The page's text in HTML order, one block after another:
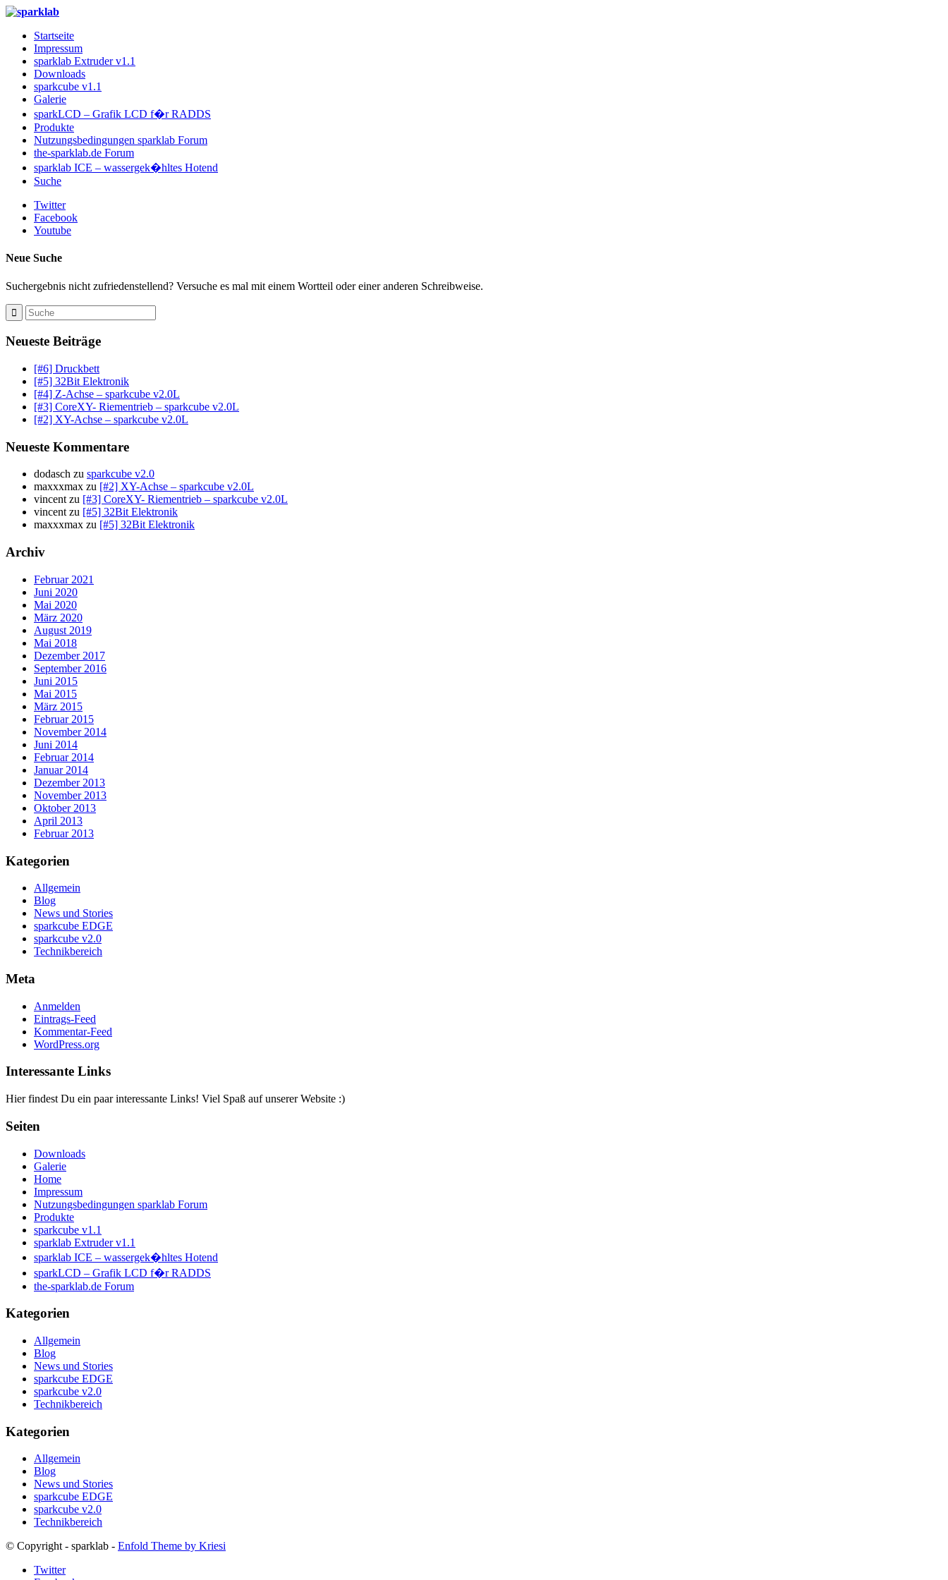
Startseite
Impressum
sparklab Extruder v1.1
Downloads
sparkcube v1.1
Galerie
sparkLCD – Grafik LCD f�r RADDS
Produkte
Nutzungsbedingungen sparklab Forum
the-sparklab.de Forum
sparklab ICE – wassergek�hltes Hotend
Suche
Twitter
Facebook
Youtube
Neue Suche
Suchergebnis nicht zufriedenstellend? Versuche es mal mit einem Wortteil oder einer anderen Schreibweise.
Neueste Beiträge
[#6] Druckbett
[#5] 32Bit Elektronik
[#4] Z-Achse – sparkcube v2.0L
[#3] CoreXY- Riementrieb – sparkcube v2.0L
[#2] XY-Achse – sparkcube v2.0L
Neueste Kommentare
dodasch zu sparkcube v2.0
maxxxmax zu [#2] XY-Achse – sparkcube v2.0L
vincentzu [#3] CoreXY- Riementrieb – sparkcube v2.0L
vincentzu [#5] 32Bit Elektronik
maxxxmax zu [#5] 32Bit Elektronik
Archiv
Februar 2021
Juni 2020
Mai 2020
März 2020
August 2019
Mai 2018
Dezember 2017
September 2016
Juni 2015
Mai 2015
März 2015
Februar 2015
November 2014
Juni 2014
Februar 2014
Januar 2014
Dezember 2013
November 2013
Oktober 2013
April 2013
Februar 2013
Kategorien
Allgemein
Blog
News und Stories
sparkcube EDGE
sparkcube v2.0
Technikbereich
Meta
Anmelden
Eintrags-Feed
Kommentar-Feed
WordPress.org
Interessante Links
Hier findest Du ein paar interessante Links! Viel Spaß auf unserer Website :)
Seiten
Downloads
Galerie
Home
Impressum
Nutzungsbedingungen sparklab Forum
Produkte
sparkcube v1.1
sparklab Extruder v1.1
sparklab ICE – wassergek�hltes Hotend
sparkLCD – Grafik LCD f�r RADDS
the-sparklab.de Forum
Kategorien
Allgemein
Blog
News und Stories
sparkcube EDGE
sparkcube v2.0
Technikbereich
Kategorien
Allgemein
Blog
News und Stories
sparkcube EDGE
sparkcube v2.0
Technikbereich
© Copyright - sparklab - Enfold Theme by Kriesi
Twitter